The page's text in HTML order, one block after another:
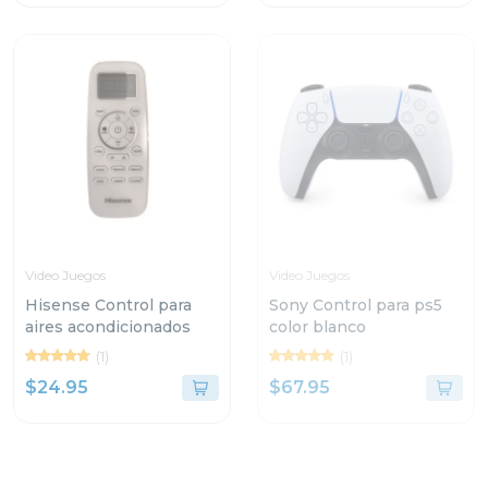
Video Juegos
Hisense Control para
aires acondicionados
(1)
$24.95
Video Juegos
Sony Control para ps5
color blanco
(1)
$67.95